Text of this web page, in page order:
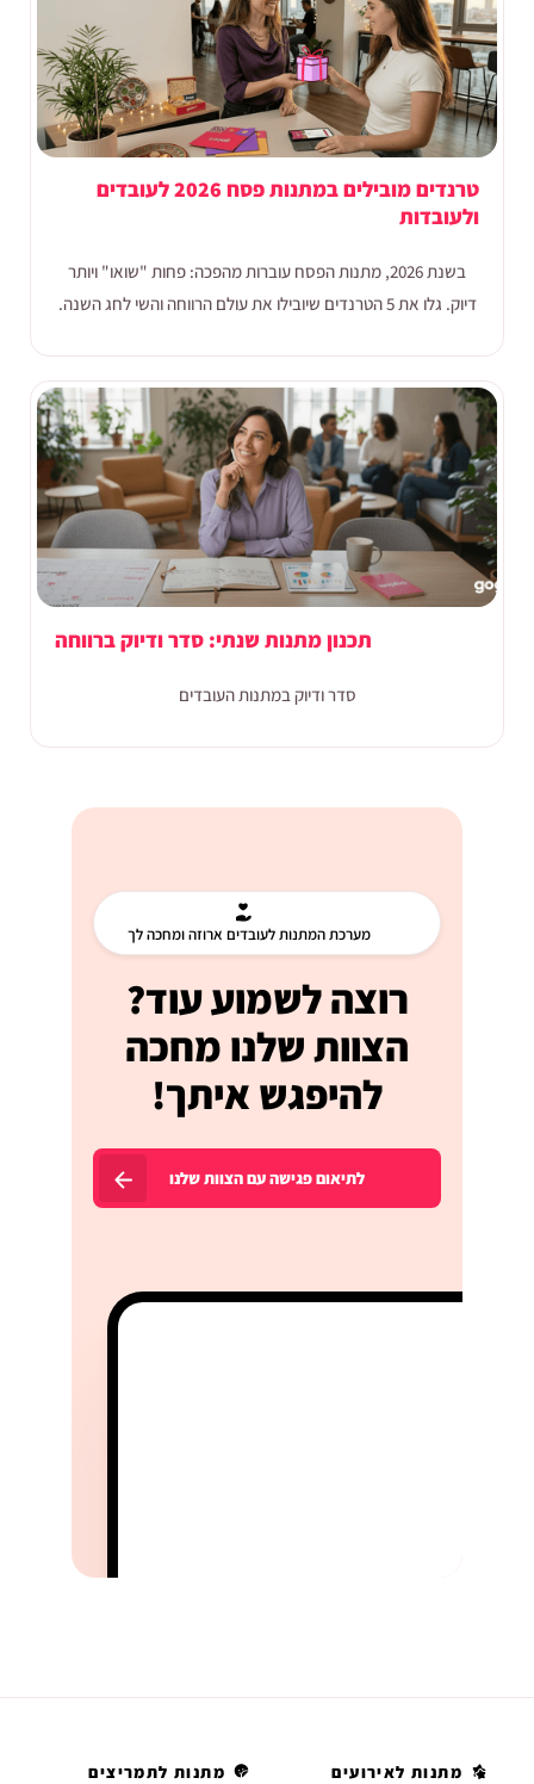
טרנדים מובילים במתנות פסח 2026 לעובדים
ולעובדות
בשנת 2026, מתנות הפסח עוברות מהפכה: פחות "שואו" ויותר
דיוק. גלו את 5 הטרנדים שיובילו את עולם הרווחה והשי לחג השנה.
תכנון מתנות שנתי: סדר ודיוק ברווחה
סדר ודיוק במתנות העובדים
מערכת המתנות לעובדים ארוזה ומחכה לך
רוצה לשמוע עוד?
הצוות שלנו מחכה
להיפגש איתך!
לתיאום פגישה עם הצוות שלנו
מתנות לאירועים
מתנות לתמריצים